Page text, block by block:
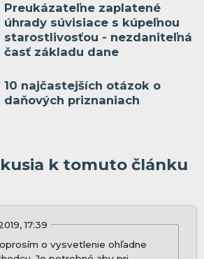
Preukázateľne zaplatené
úhrady súvisiace s kúpeľnou
starostlivosťou - nezdaniteľná
časť základu dane
10 najčastejších otázok o
daňových priznaniach
k tomuto článku
17:39
o vysvetlenie ohľadne